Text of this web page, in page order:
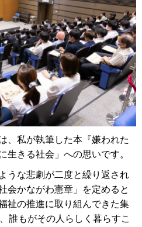
、私が執筆した本『嫌われた
生きる社会」への思いです。
うな悲劇が二度と繰り返され
会かながわ憲章」を定めると
祉の推進に取り組んできた集
誰もがその人らしく暮らすこ